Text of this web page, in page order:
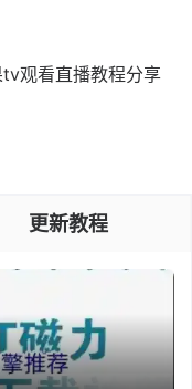
观看直播教程分享
更新教程